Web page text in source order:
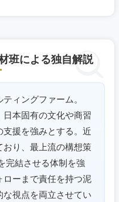
班による独自解説
ィングファーム。
日本固有の文化や商習
援を強みとする。近
り、最上流の構想策
完結させる体制を強
ーまで責任を持つ泥
視点を両立させてい
兵庫県
和歌山県